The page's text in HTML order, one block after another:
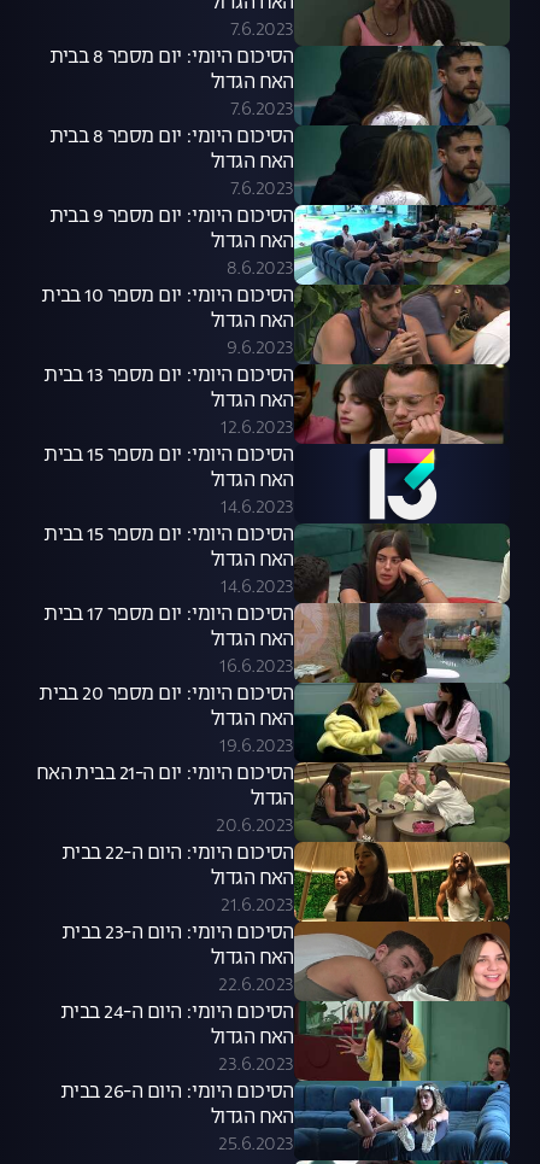
7.6.2023
הסיכום היומי: יום מספר 8 בבית
האח הגדול
7.6.2023
הסיכום היומי: יום מספר 8 בבית
האח הגדול
7.6.2023
הסיכום היומי: יום מספר 9 בבית
האח הגדול
8.6.2023
הסיכום היומי: יום מספר 10 בבית
האח הגדול
9.6.2023
הסיכום היומי: יום מספר 13 בבית
האח הגדול
12.6.2023
הסיכום היומי: יום מספר 15 בבית
האח הגדול
14.6.2023
הסיכום היומי: יום מספר 15 בבית
האח הגדול
14.6.2023
הסיכום היומי: יום מספר 17 בבית
האח הגדול
16.6.2023
הסיכום היומי: יום מספר 20 בבית
האח הגדול
19.6.2023
הסיכום היומי: יום ה-21 בבית האח
הגדול
20.6.2023
הסיכום היומי: היום ה-22 בבית
האח הגדול
21.6.2023
הסיכום היומי: היום ה-23 בבית
האח הגדול
22.6.2023
הסיכום היומי: היום ה-24 בבית
האח הגדול
23.6.2023
הסיכום היומי: היום ה-26 בבית
האח הגדול
25.6.2023